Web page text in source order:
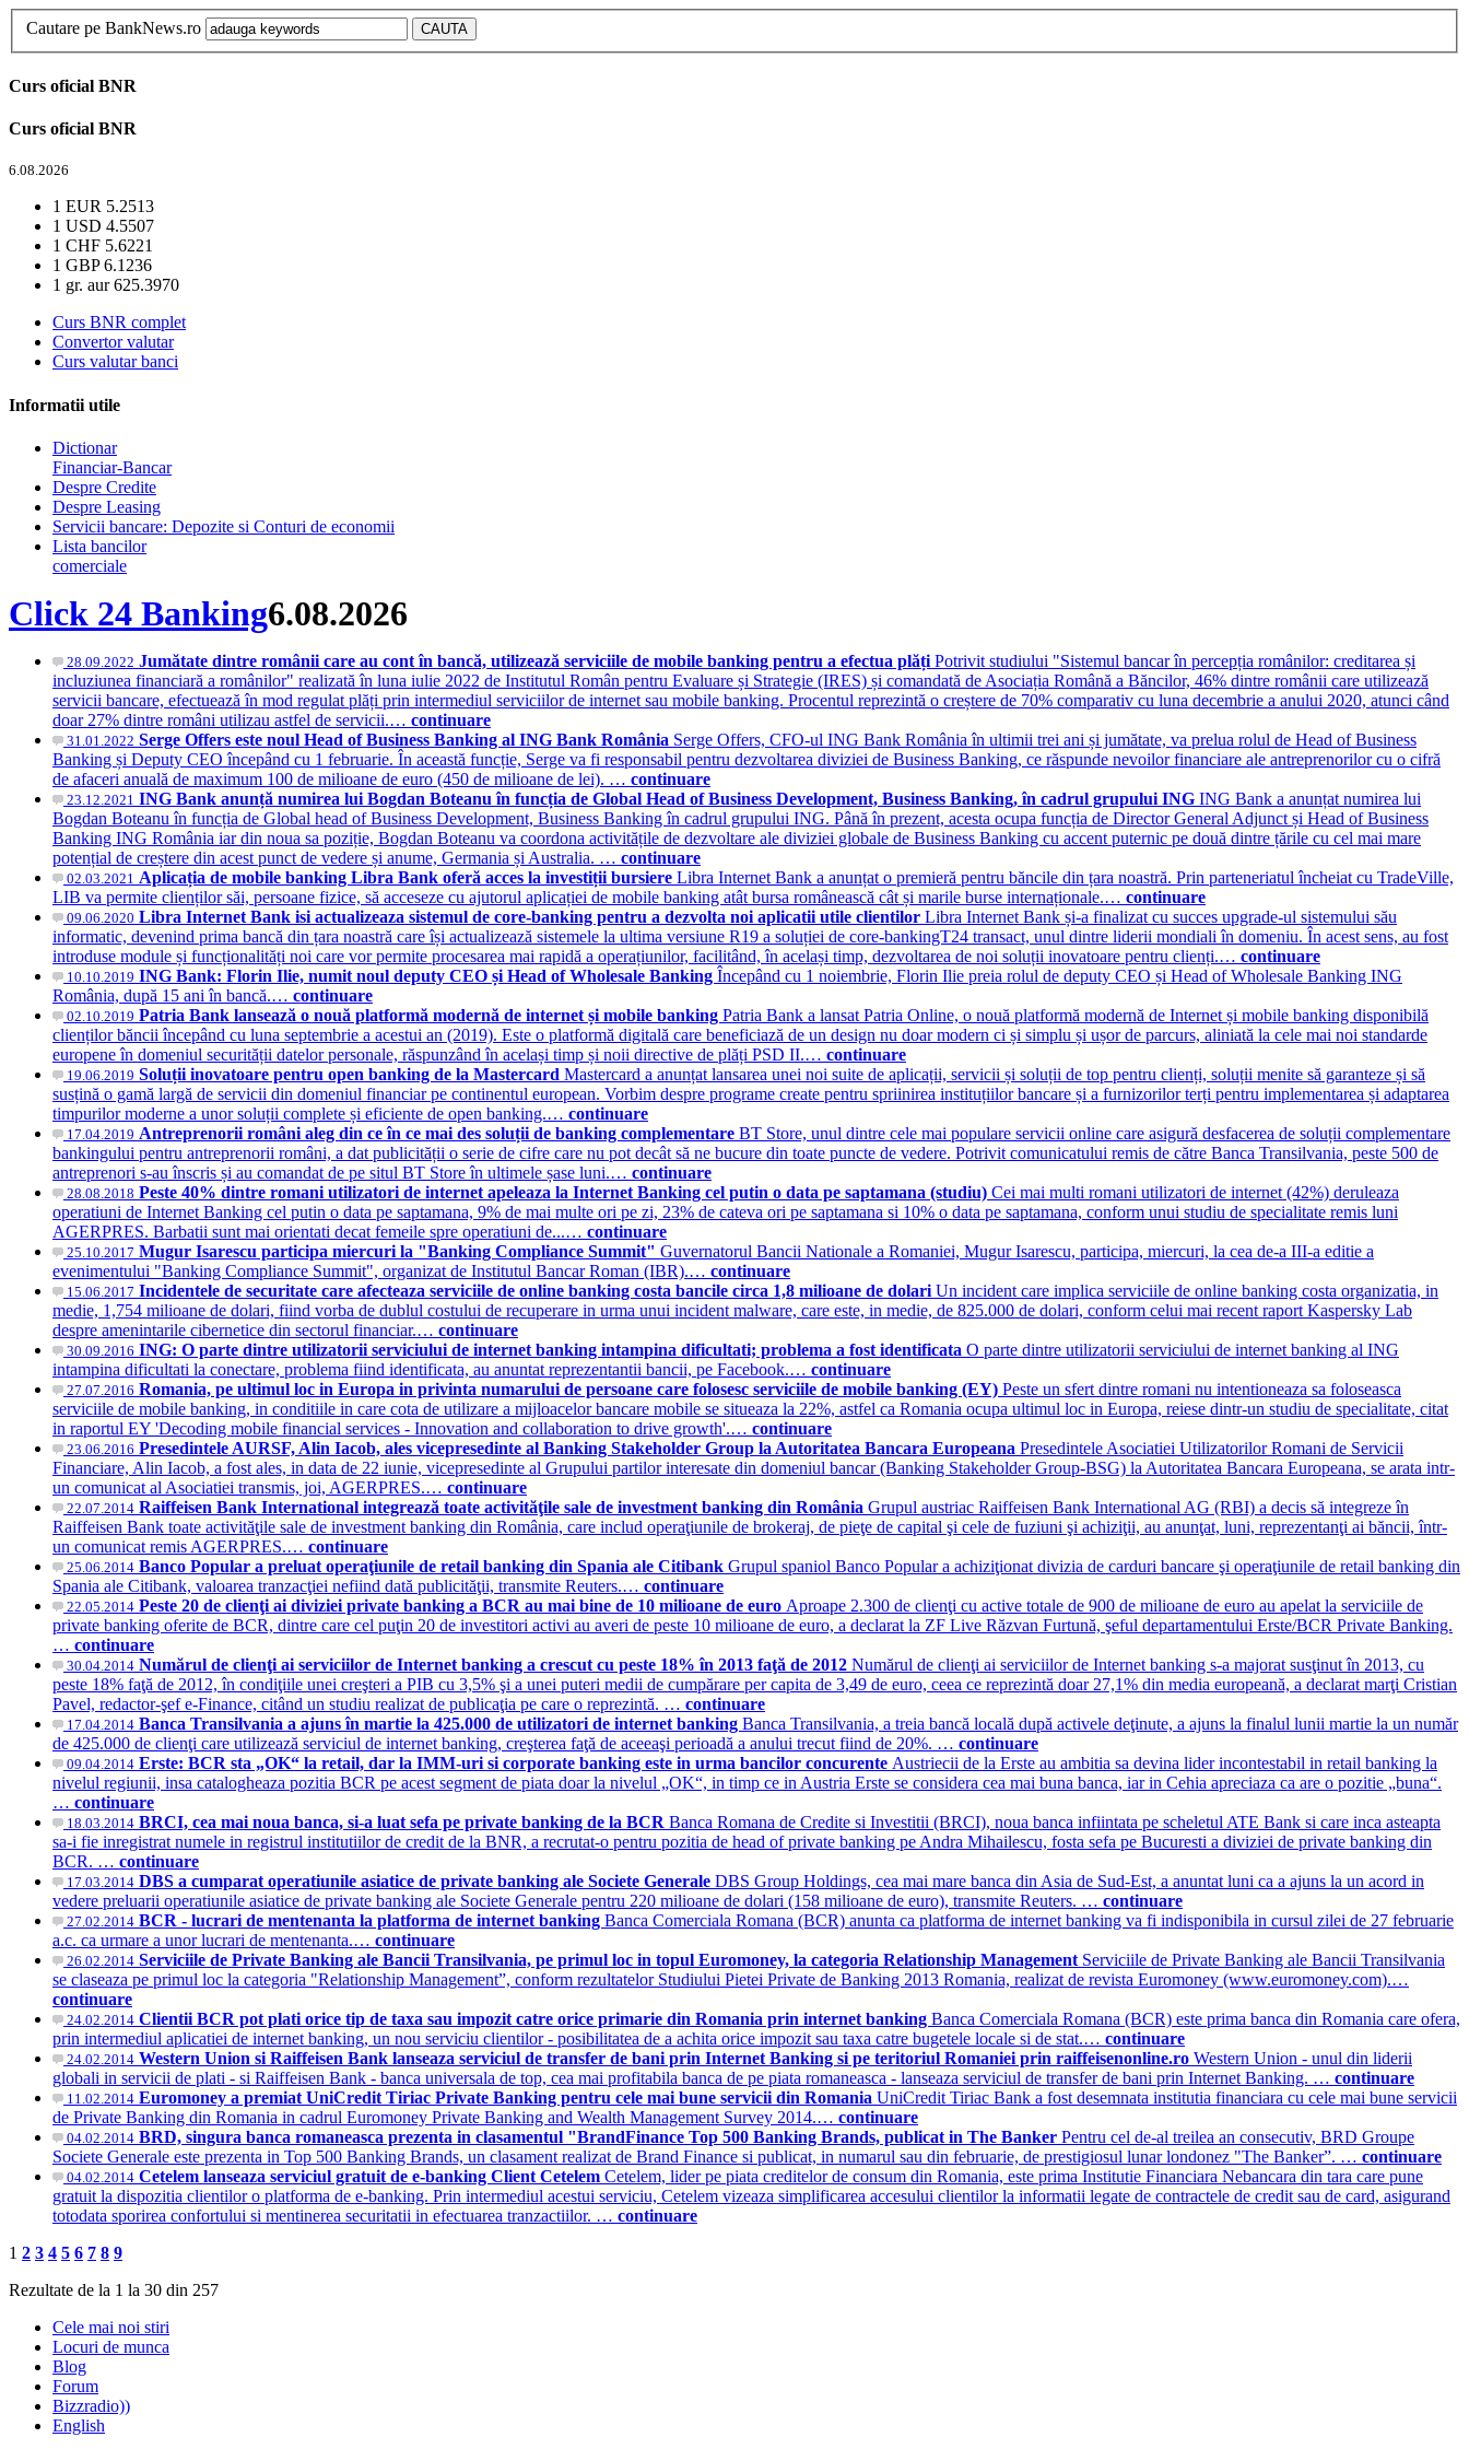
Cautare pe BankNews.ro
Curs oficial BNR
Curs oficial BNR
6.08.2026
1 EUR 5.2513
1 USD 4.5507
1 CHF 5.6221
1 GBP6.1236
1 gr. aur625.3970
Curs BNR complet
Convertor valutar
Curs valutar banci
Informatii utile
Dictionar
Financiar-Bancar
Despre Credite
Despre Leasing
Servicii bancare: Depozite si Conturi de economii
Lista bancilor
comerciale
Click 24 Banking6.08.2026
28.09.2022 Jumătate dintre românii care au cont în bancă, utilizează serviciile de mobile banking pentru a efectua plăți Potrivit studiului "Sistemul bancar în percepția românilor: creditarea și
incluziunea financiară a românilor" realizată în luna iulie 2022 de Institutul Român pentru Evaluare și Strategie (IRES) și comandată de Asociația Română a Băncilor, 46% dintre românii care utilizează
servicii bancare, efectuează în mod regulat plăți prin intermediul serviciilor de internet sau mobile banking. Procentul reprezintă o creștere de 70% comparativ cu luna decembrie a anului 2020, atunci când
doar 27% dintre români utilizau astfel de servicii.… continuare
31.01.2022 Serge Offers este noul Head of Business Banking al ING Bank România Serge Offers, CFO-ul ING Bank România în ultimii trei ani și jumătate, va prelua rolul de Head of Business
Banking și Deputy CEO începând cu 1 februarie. În această funcție, Serge va fi responsabil pentru dezvoltarea diviziei de Business Banking, ce răspunde nevoilor financiare ale antreprenorilor cu o cifră
de afaceri anuală de maximum 100 de milioane de euro (450 de milioane de lei). … continuare
23.12.2021 ING Bank anunță numirea lui Bogdan Boteanu în funcția de Global Head of Business Development, Business Banking, în cadrul grupului ING ING Bank a anunțat numirea lui
Bogdan Boteanu în funcția de Global head of Business Development, Business Banking în cadrul grupului ING. Până în prezent, acesta ocupa funcția de Director General Adjunct și Head of Business
Banking ING România iar din noua sa poziție, Bogdan Boteanu va coordona activitățile de dezvoltare ale diviziei globale de Business Banking cu accent puternic pe două dintre țările cu cel mai mare
potențial de creștere din acest punct de vedere și anume, Germania și Australia. … continuare
02.03.2021 Aplicația de mobile banking Libra Bank oferă acces la investiții bursiere Libra Internet Bank a anunțat o premieră pentru băncile din țara noastră. Prin parteneriatul încheiat cu TradeVille,
LIB va permite clienților săi, persoane fizice, să acceseze cu ajutorul aplicației de mobile banking atât bursa românească cât și marile burse internaționale.… continuare
09.06.2020 Libra Internet Bank isi actualizeaza sistemul de core-banking pentru a dezvolta noi aplicatii utile clientilor Libra Internet Bank și-a finalizat cu succes upgrade-ul sistemului său
informatic, devenind prima bancă din țara noastră care își actualizează sistemele la ultima versiune R19 a soluției de core-bankingT24 transact, unul dintre liderii mondiali în domeniu. În acest sens, au fost
introduse module și funcționalități noi care vor permite procesarea mai rapidă a operațiunilor, facilitând, în același timp, dezvoltarea de noi soluții inovatoare pentru clienți.… continuare
10.10.2019 ING Bank: Florin Ilie, numit noul deputy CEO și Head of Wholesale Banking Începând cu 1 noiembrie, Florin Ilie preia rolul de deputy CEO și Head of Wholesale Banking ING
România, după 15 ani în bancă.… continuare
02.10.2019 Patria Bank lansează o nouă platformă modernă de internet și mobile banking Patria Bank a lansat Patria Online, o nouă platformă modernă de Internet și mobile banking disponibilă
clienților băncii începând cu luna septembrie a acestui an (2019). Este o platformă digitală care beneficiază de un design nu doar modern ci și simplu și ușor de parcurs, aliniată la cele mai noi standarde
europene în domeniul securității datelor personale, răspunzând în același timp și noii directive de plăți PSD II.… continuare
19.06.2019 Soluții inovatoare pentru open banking de la Mastercard Mastercard a anunțat lansarea unei noi suite de aplicații, servicii și soluții de top pentru clienți, soluții menite să garanteze și să
susțină o gamă largă de servicii din domeniul financiar pe continentul european. Vorbim despre programe create pentru spriinirea instituțiilor bancare și a furnizorilor terți pentru implementarea și adaptarea
timpurilor moderne a unor soluții complete și eficiente de open banking.… continuare
17.04.2019 Antreprenorii români aleg din ce în ce mai des soluții de banking complementare BT Store, unul dintre cele mai populare servicii online care asigură desfacerea de soluții complementare
bankingului pentru antreprenorii români, a dat publicității o serie de cifre care nu pot decât să ne bucure din toate puncte de vedere. Potrivit comunicatului remis de către Banca Transilvania, peste 500 de
antreprenori s-au înscris și au comandat de pe situl BT Store în ultimele șase luni.… continuare
28.08.2018 Peste 40% dintre romani utilizatori de internet apeleaza la Internet Banking cel putin o data pe saptamana (studiu) Cei mai multi romani utilizatori de internet (42%) deruleaza
operatiuni de Internet Banking cel putin o data pe saptamana, 9% de mai multe ori pe zi, 23% de cateva ori pe saptamana si 10% o data pe saptamana, conform unui studiu de specialitate remis luni
AGERPRES. Barbatii sunt mai orientati decat femeile spre operatiuni de...… continuare
25.10.2017 Mugur Isarescu participa miercuri la "Banking Compliance Summit" Guvernatorul Bancii Nationale a Romaniei, Mugur Isarescu, participa, miercuri, la cea de-a III-a editie a
evenimentului "Banking Compliance Summit", organizat de Institutul Bancar Roman (IBR).… continuare
15.06.2017 Incidentele de securitate care afecteaza serviciile de online banking costa bancile circa 1,8 milioane de dolari Un incident care implica serviciile de online banking costa organizatia, in
medie, 1,754 milioane de dolari, fiind vorba de dublul costului de recuperare in urma unui incident malware, care este, in medie, de 825.000 de dolari, conform celui mai recent raport Kaspersky Lab
despre amenintarile cibernetice din sectorul financiar.… continuare
30.09.2016 ING: O parte dintre utilizatorii serviciului de internet banking intampina dificultati; problema a fost identificata O parte dintre utilizatorii serviciului de internet banking al ING
intampina dificultati la conectare, problema fiind identificata, au anuntat reprezentantii bancii, pe Facebook.… continuare
27.07.2016 Romania, pe ultimul loc in Europa in privinta numarului de persoane care folosesc serviciile de mobile banking (EY) Peste un sfert dintre romani nu intentioneaza sa foloseasca
serviciile de mobile banking, in conditiile in care cota de utilizare a mijloacelor bancare mobile se situeaza la 22%, astfel ca Romania ocupa ultimul loc in Europa, reiese dintr-un studiu de specialitate, citat
in raportul EY 'Decoding mobile financial services - Innovation and collaboration to drive growth'.… continuare
23.06.2016 Presedintele AURSF, Alin Iacob, ales vicepresedinte al Banking Stakeholder Group la Autoritatea Bancara Europeana Presedintele Asociatiei Utilizatorilor Romani de Servicii
Financiare, Alin Iacob, a fost ales, in data de 22 iunie, vicepresedinte al Grupului partilor interesate din domeniul bancar (Banking Stakeholder Group-BSG) la Autoritatea Bancara Europeana, se arata intr-
un comunicat al Asociatiei transmis, joi, AGERPRES.… continuare
22.07.2014 Raiffeisen Bank International integrează toate activităţile sale de investment banking din România Grupul austriac Raiffeisen Bank International AG (RBI) a decis să integreze în
Raiffeisen Bank toate activităţile sale de investment banking din România, care includ operaţiunile de brokeraj, de pieţe de capital şi cele de fuziuni şi achiziţii, au anunţat, luni, reprezentanţi ai băncii, într-
un comunicat remis AGERPRES.… continuare
25.06.2014 Banco Popular a preluat operaţiunile de retail banking din Spania ale Citibank Grupul spaniol Banco Popular a achiziţionat divizia de carduri bancare şi operaţiunile de retail banking din
Spania ale Citibank, valoarea tranzacţiei nefiind dată publicităţii, transmite Reuters.… continuare
22.05.2014 Peste 20 de clienţi ai diviziei private banking a BCR au mai bine de 10 milioane de euro Aproape 2.300 de clienţi cu active totale de 900 de milioane de euro au apelat la serviciile de
private banking oferite de BCR, dintre care cel puţin 20 de investitori activi au averi de peste 10 milioane de euro, a declarat la ZF Live Răzvan Furtună, şeful departamentului Erste/BCR Private Banking.
… continuare
30.04.2014 Numărul de clienţi ai serviciilor de Internet banking a crescut cu peste 18% în 2013 faţă de 2012 Numărul de clienţi ai serviciilor de Internet banking s-a majorat susţinut în 2013, cu
peste 18% faţă de 2012, în condiţiile unei creşteri a PIB cu 3,5% şi a unei puteri medii de cumpărare per capita de 3,49 de euro, ceea ce reprezintă doar 27,1% din media europeană, a declarat marţi Cristian
Pavel, redactor-şef e-Finance, citând un studiu realizat de publicaţia pe care o reprezintă. … continuare
17.04.2014 Banca Transilvania a ajuns în martie la 425.000 de utilizatori de internet banking Banca Transilvania, a treia bancă locală după activele deţinute, a ajuns la finalul lunii martie la un număr
de 425.000 de clienţi care utilizează serviciul de internet banking, creşterea faţă de aceeaşi perioadă a anului trecut fiind de 20%. … continuare
09.04.2014 Erste: BCR sta „OK“ la retail, dar la IMM-uri si corporate banking este in urma bancilor concurente Austriecii de la Erste au ambitia sa devina lider incontestabil in retail banking la
nivelul regiunii, insa catalogheaza pozitia BCR pe acest segment de piata doar la nivelul „OK“, in timp ce in Austria Erste se considera cea mai buna banca, iar in Cehia apreciaza ca are o pozitie „buna“.
… continuare
18.03.2014 BRCI, cea mai noua banca, si-a luat sefa pe private banking de la BCR Banca Romana de Credite si Investitii (BRCI), noua banca infiintata pe scheletul ATE Bank si care inca asteapta
sa-i fie inregistrat numele in registrul institutiilor de credit de la BNR, a recrutat-o pentru pozitia de head of private banking pe Andra Mihailescu, fosta sefa pe Bucuresti a diviziei de private banking din
BCR. … continuare
17.03.2014 DBS a cumparat operatiunile asiatice de private banking ale Societe Generale DBS Group Holdings, cea mai mare banca din Asia de Sud-Est, a anuntat luni ca a ajuns la un acord in
vedere preluarii operatiunile asiatice de private banking ale Societe Generale pentru 220 milioane de dolari (158 milioane de euro), transmite Reuters. … continuare
27.02.2014 BCR - lucrari de mentenanta la platforma de internet banking Banca Comerciala Romana (BCR) anunta ca platforma de internet banking va fi indisponibila in cursul zilei de 27 februarie
a.c. ca urmare a unor lucrari de mentenanta.… continuare
26.02.2014 Serviciile de Private Banking ale Bancii Transilvania, pe primul loc in topul Euromoney, la categoria Relationship Management Serviciile de Private Banking ale Bancii Transilvania
se claseaza pe primul loc la categoria "Relationship Management”, conform rezultatelor Studiului Pietei Private de Banking 2013 Romania, realizat de revista Euromoney (www.euromoney.com).…
continuare
24.02.2014 Clientii BCR pot plati orice tip de taxa sau impozit catre orice primarie din Romania prin internet banking Banca Comerciala Romana (BCR) este prima banca din Romania care ofera,
prin intermediul aplicatiei de internet banking, un nou serviciu clientilor - posibilitatea de a achita orice impozit sau taxa catre bugetele locale si de stat.… continuare
24.02.2014 Western Union si Raiffeisen Bank lanseaza serviciul de transfer de bani prin Internet Banking si pe teritoriul Romaniei prin raiffeisenonline.ro Western Union - unul din liderii
globali in servicii de plati - si Raiffeisen Bank - banca universala de top, cea mai profitabila banca de pe piata romaneasca - lanseaza serviciul de transfer de bani prin Internet Banking. … continuare
11.02.2014 Euromoney a premiat UniCredit Tiriac Private Banking pentru cele mai bune servicii din Romania UniCredit Tiriac Bank a fost desemnata institutia financiara cu cele mai bune servicii
de Private Banking din Romania in cadrul Euromoney Private Banking and Wealth Management Survey 2014.… continuare
04.02.2014 BRD, singura banca romaneasca prezenta in clasamentul "BrandFinance Top 500 Banking Brands, publicat in The Banker Pentru cel de-al treilea an consecutiv, BRD Groupe
Societe Generale este prezenta in Top 500 Banking Brands, un clasament realizat de Brand Finance si publicat, in numarul sau din februarie, de prestigiosul lunar londonez "The Banker”. … continuare
04.02.2014 Cetelem lanseaza serviciul gratuit de e-banking Client Cetelem Cetelem, lider pe piata creditelor de consum din Romania, este prima Institutie Financiara Nebancara din tara care pune
gratuit la dispozitia clientilor o platforma de e-banking. Prin intermediul acestui serviciu, Cetelem vizeaza simplificarea accesului clientilor la informatii legate de contractele de credit sau de card, asigurand
totodata sporirea confortului si mentinerea securitatii in efectuarea tranzactiilor. … continuare
1 2 3 4 5 6 7 8 9
Rezultate de la 1 la 30 din 257
Cele mai noi stiri
Locuri de munca
Blog
Forum
Bizzradio))
English